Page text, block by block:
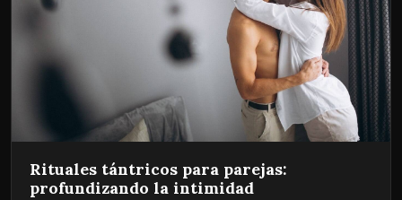
Rituales tántricos para parejas:
profundizando la intimidad